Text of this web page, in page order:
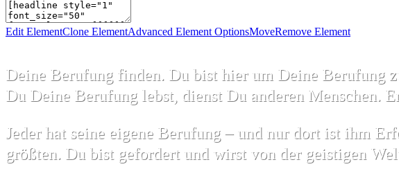
Edit ElementClone ElementAdvanced Element OptionsMoveRemove Element
Deine Berufung finden. Du bist hier um Deine Berufung
Du Deine Berufung lebst, dienst Du anderen Menschen.
Jeder hat seine eigene Berufung – und nur dort ist ihm
größten. Du bist gefordert und wirst von der geistigen